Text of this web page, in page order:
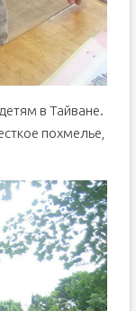
в Тайване.
похмелье,